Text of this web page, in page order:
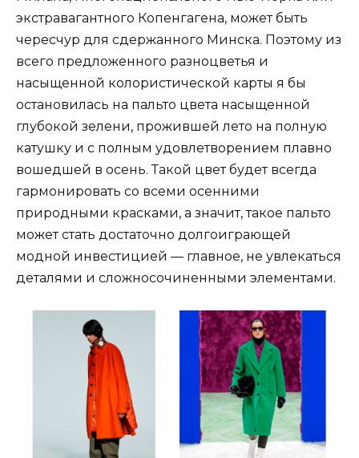
экстравагантного Копенгагена, может быть
чересчур для сдержанного Минска. Поэтому из
всего предложенного разноцветья и
насыщенной колористической карты я бы
остановилась на пальто цвета насыщенной
глубокой зелени, прожившей лето на полную
катушку и с полным удовлетворением плавно
вошедшей в осень. Такой цвет будет всегда
гармонировать со всеми осенними
природными красками, а значит, такое пальто
может стать достаточно долгоиграющей
модной инвестицией — главное, не увлекаться
деталями и сложносочиненными элементами.